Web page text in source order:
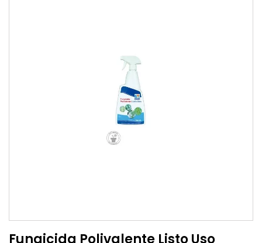
Fungicida Polivalente Listo Uso